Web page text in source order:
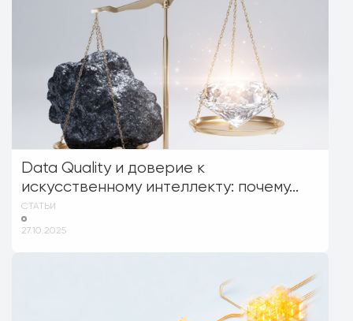
Data Quality и доверие к
искусственному интеллекту: почему...
СТАТЬИ
27.10.2025